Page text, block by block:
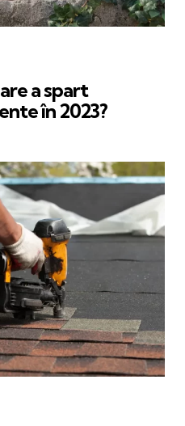
a spart
în 2023?